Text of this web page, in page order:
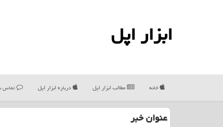
ابزار اپل
خانه مطالب ابزار اپل درباره ابزار اپل تماس
عنوان خبر